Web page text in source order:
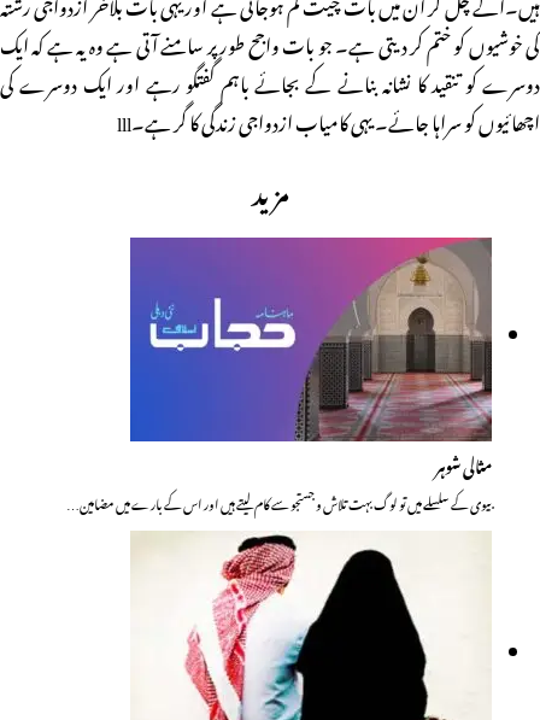
کی خوشیوں کو ختم کر دیتی ہے۔ جو بات واجح طور پر سامنے آتی ہے وہ یہ ہے کہ ایک
دوسرے کو تنقید کا نشانہ بنانے کے بجائے باہم گفتگو رہے اور ایک دوسرے کی
اچھائیوں کو سراہا جائے۔ یہی کامیاب ازدواجی زندگی کا گر ہے۔lll
مزید
مثالی شوہر
بیوی کے سلسلے میں تو لوگ بہت تلاش و جستجو سے کام لیتے ہیں اور اس کے بارے میں مضامین…